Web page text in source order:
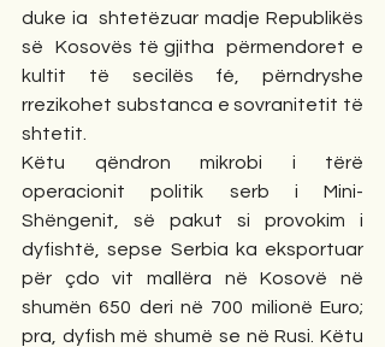
duke ia  shtetëzuar madje Republikës
së  Kosovës të gjitha  përmendoret e
kultit të secilës fé, përndryshe
rrezikohet substanca e sovranitetit të
shtetit.
Këtu qëndron mikrobi i tërë
operacionit politik serb i Mini-
Shëngenit, së pakut si provokim i
dyfishtë, sepse Serbia ka eksportuar
për çdo vit mallëra në Kosovë në
shumën 650 deri në 700 milionë Euro;
pra, dyfish më shumë se në Rusi. Këtu